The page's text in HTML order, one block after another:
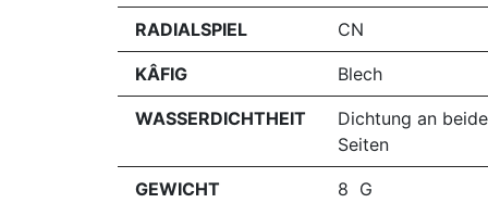
RADIALSPIEL CN
KÂFIG Blech
WASSERDICHTHEIT
Dichtung an
Seiten
GEWICHT 8 G